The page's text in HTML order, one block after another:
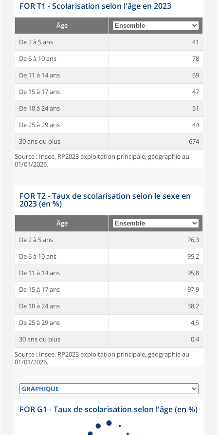
FOR T1 - Scolarisation selon l'âge en 2023
Âge
De 2 à 5 ans
41
De 6 à 10 ans
78
De 11 à 14 ans
69
De 15 à 17 ans
47
De 18 à 24 ans
51
De 25 à 29 ans
44
30 ans ou plus
674
Source : Insee, RP2023 exploitation principale, géographie au
01/01/2026.
FOR T2 - Taux de scolarisation selon le sexe en
2023 (en %)
Âge
De 2 à 5 ans
76,3
De 6 à 10 ans
95,2
De 11 à 14 ans
95,8
De 15 à 17 ans
97,9
De 18 à 24 ans
38,2
De 25 à 29 ans
4,5
30 ans ou plus
0,4
Source : Insee, RP2023 exploitation principale, géographie au
01/01/2026.
FOR G1 - Taux de scolarisation selon l'âge (en %)